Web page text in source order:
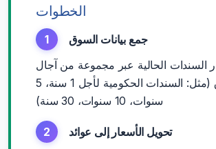
الخطوات
1
جمع بيانات السوق
السندات الحالية عبر مجموعة من آجال
الاستحقاق (مثل: السندات الحكومية لأجل 1 سنة، 5
سنوات، 10 سنوات، 30 سنة)
2
تحويل الأسعار إلى عوائد